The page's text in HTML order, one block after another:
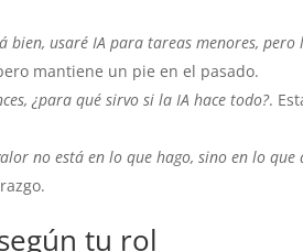
bien, usaré IA para tareas menores,
mantiene un pie en el pasado.
¿para qué sirvo si la IA hace todo?.
no está en lo que hago, sino en lo que
tu rol